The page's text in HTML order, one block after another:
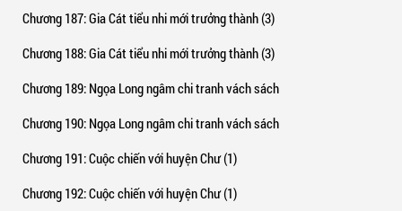
Chương 187: Gia Cát tiểu nhi mới trưởng thành (3)
Chương 188: Gia Cát tiểu nhi mới trưởng thành (3)
Chương 189: Ngọa Long ngâm chi tranh vách sách
Chương 190: Ngọa Long ngâm chi tranh vách sách
Chương 191: Cuộc chiến với huyện Chư (1)
Chương 192: Cuộc chiến với huyện Chư (1)